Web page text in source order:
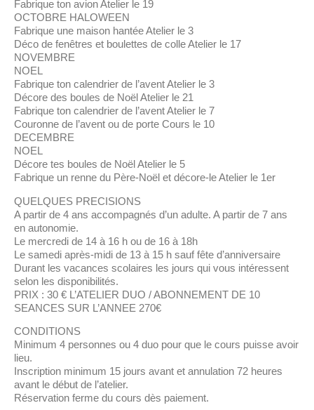
Fabrique ton avion Atelier le 19
OCTOBRE HALOWEEN
Fabrique une maison hantée Atelier le 3
Déco de fenêtres et boulettes de colle Atelier le 17
NOVEMBRE
NOEL
Fabrique ton calendrier de l’avent Atelier le 3
Décore des boules de Noël Atelier le 21
Fabrique ton calendrier de l’avent Atelier le 7
Couronne de l’avent ou de porte Cours le 10
DECEMBRE
NOEL
Décore tes boules de Noël Atelier le 5
Fabrique un renne du Père-Noël et décore-le Atelier le 1er
QUELQUES PRECISIONS
A partir de 4 ans accompagnés d’un adulte. A partir de 7 ans
en autonomie.
Le mercredi de 14 à 16 h ou de 16 à 18h
Le samedi après-midi de 13 à 15 h sauf fête d’anniversaire
Durant les vacances scolaires les jours qui vous intéressent
selon les disponibilités.
PRIX : 30 € L’ATELIER DUO / ABONNEMENT DE 10
SEANCES SUR L’ANNEE 270€
CONDITIONS
Minimum 4 personnes ou 4 duo pour que le cours puisse avoir
lieu.
Inscription minimum 15 jours avant et annulation 72 heures
avant le début de l’atelier.
Réservation ferme du cours dès paiement.